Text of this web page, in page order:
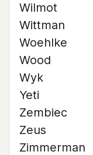
Wilmot
Wittman
Woehlke
Wood
Wyk
Yeti
Zembiec
Zeus
Zimmerman